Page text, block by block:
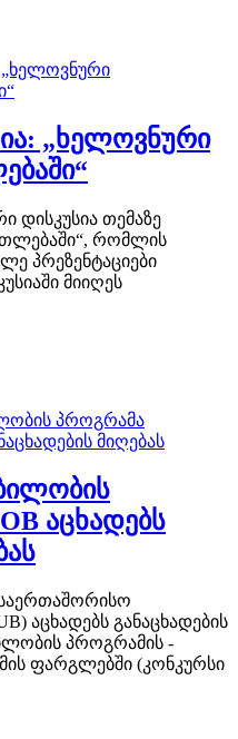
„ხელოვნური
დისკუსია თემაზე
რომლის
პრეზენტაციები
მიიღეს
აცხადებს
საერთაშორისო
აცხადებს განაცხადების
პროგრამის -
ფარგლებში (კონკურსი